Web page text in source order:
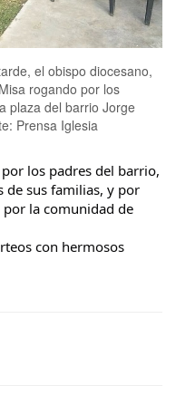
el obispo diocesano,
rogando por los
plaza del barrio Jorge
Prensa Iglesia
los padres del barrio,
de sus familias, y por
la comunidad de
con hermosos